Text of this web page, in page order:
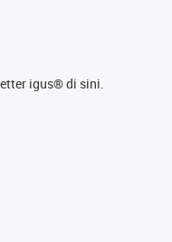
igus® di sini.